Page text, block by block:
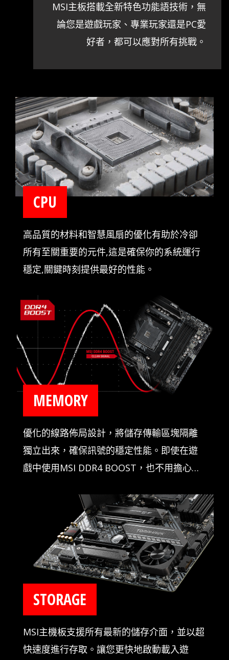
MSI主板搭載全新特色功能語技術，無
論您是遊戲玩家、專業玩家還是PC愛
好者，都可以應對所有挑戰。
CPU
高品質的材料和智慧風扇的優化有助於冷卻
所有至關重要的元件,這是確保你的系統運行
穩定,關鍵時刻提供最好的性能。
MEMORY
優化的線路佈局設計，將儲存傳輸區塊隔離
獨立出來，確保訊號的穩定性能。即使在遊
戲中使用MSI DDR4 BOOST，也不用擔心系
STORAGE
MSI主機板支援所有最新的儲存介面，並以超
快速度進行存取。讓您更快地啟動載入遊